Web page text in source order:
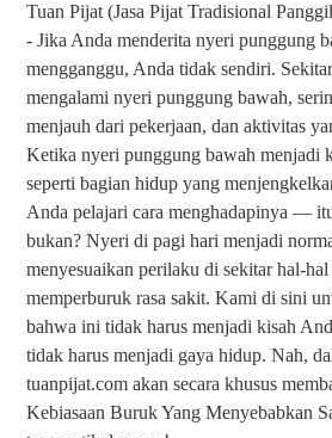
Tuan Pijat (Jasa Pijat Tradisional
- Jika Anda menderita nyeri punggung
mengganggu, Anda tidak sendiri.
mengalami nyeri punggung bawah,
menjauh dari pekerjaan, dan aktivitas
Ketika nyeri punggung bawah menjadi
seperti bagian hidup yang
Anda pelajari cara menghadapinya —
bukan? Nyeri di pagi hari menjadi
menyesuaikan perilaku di sekitar hal-
memperburuk rasa sakit. Kami di sini
bahwa ini tidak harus menjadi kisah
tidak harus menjadi gaya hidup. Nah,
tuanpijat.com akan secara khusus
Kebiasaan Buruk Yang Menyebabkan